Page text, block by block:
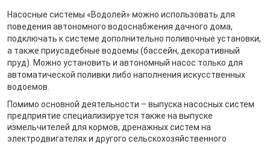
Насосные системы «Водолей» можно использовать для
поведения автономного водоснабжения дачного дома,
подключать к системе дополнительно поливочные установки,
а также приусадебные водоемы (бассейн, декоративный
пруд). Можно установить и автономный насос только для
автоматической поливки либо наполнения искусственных
водоемов.
Помимо основной деятельности – выпуска насосных систем
предприятие специализируется также на выпуске
измельчителей для кормов, дренажных систем на
электродвигателях и другого сельскохозяйственного